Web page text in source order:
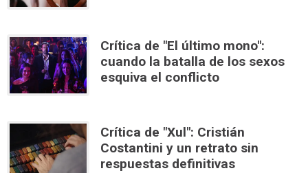
Crítica de "El último mono":
cuando la batalla de los sexos
esquiva el conflicto
Crítica de "Xul": Cristián
Costantini y un retrato sin
respuestas definitivas